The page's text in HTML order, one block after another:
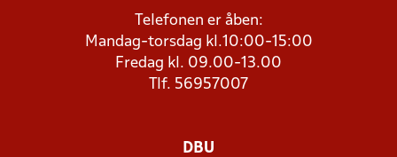
Telefonen er åben:
Mandag-torsdag kl.10:00-15:00
Fredag kl. 09.00-13.00
Tlf. 56957007
DBU